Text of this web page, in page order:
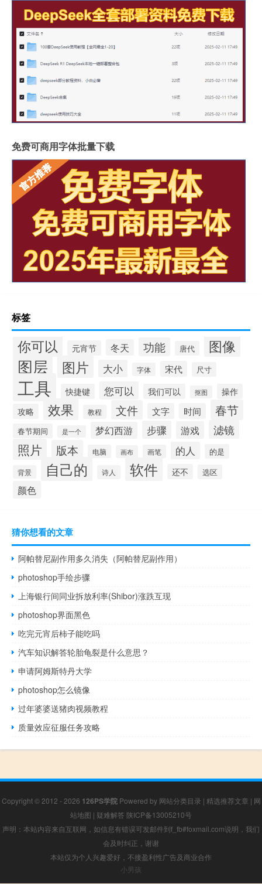
免费可商用字体批量下载
标签
你可以 元宵节 冬天 功能 唐代 图像
图层 图片 大小 字体 宋代 尺寸
工具 快捷键 您可以 我们可以 抠图
操作
攻略
效果 教程 文件 文字 时间 春节
春节期间 是一个 梦幻西游 步骤 游戏 滤镜
照片 版本 电脑 画布 画笔 的人 的是
背景 自己的 诗人 软件 还不 选区
颜色
猜你想看的文章
阿帕替尼副作用多久消失（阿帕替尼副作用）
photoshop手绘步骤
上海银行间同业拆放利率(Shibor)涨跌互现
photoshop界面黑色
吃完元宵后柿子能吃吗
汽车知识解答轮胎龟裂是什么意思？
申请阿姆斯特丹大学
photoshop怎么镜像
过年婆婆送猪肉视频教程
质量效应征服任务攻略
Copyright © 2012 - 2026 126PS学院Powered by 网站分类目录 | 精选推荐文章 | 网
站地图 | 疑难解答 陕ICP备13005210号
声明：本站内容来自互联网，如信息有错误可发邮件到f_fb#foxmail.com说明，我们
会及时纠正，谢谢
本站仅为个人兴趣爱好，不接盈利性广告及商业合作
小男孩